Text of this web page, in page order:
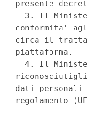
presente
3. Il
conformita'
circa il
piattaforma.
4. Il
dati